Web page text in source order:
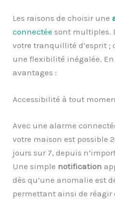
Les raisons de choisir une
connectée sont multiples.
votre tranquillité d’esprit ;
une flexibilité inégalée.
avantages :
Accessibilité à tout
Avec une alarme
votre maison est possible
jours sur 7, depuis
Une simple notification
dès qu’une anomalie est
permettant ainsi de réagir